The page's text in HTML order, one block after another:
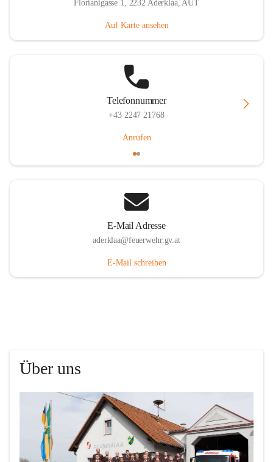
Florianigasse 1, 2232 Aderklaa, AUT
Auf Karte ansehen
Telefonnummer
+43 2247 21768
Anrufen
E-Mail Adresse
aderklaa@feuerwehr.gv.at
E-Mail schreiben
Über uns